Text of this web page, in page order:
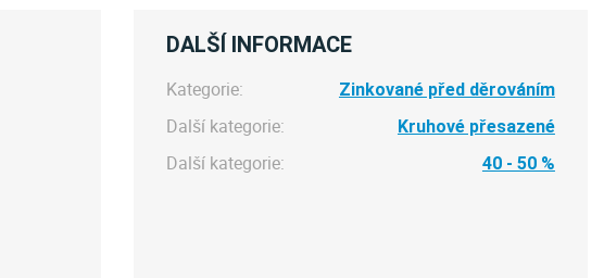
DALŠÍ INFORMACE
Kategorie: Zinkované před děrováním
Další kategorie: Kruhové přesazené
Další kategorie: 40 - 50 %